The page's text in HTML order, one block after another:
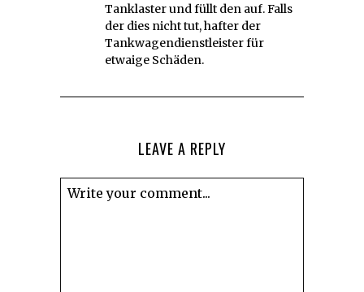
Tanklaster und füllt den auf. Falls
der dies nicht tut, hafter der
Tankwagendienstleister für
etwaige Schäden.
LEAVE A REPLY